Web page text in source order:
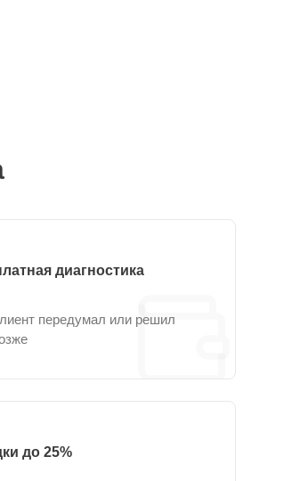
диагностика
передумал или решил
до 25%